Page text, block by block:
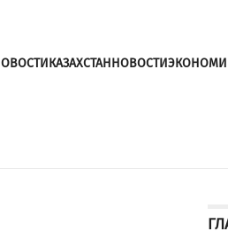
КАЗАХСТАННОВОСТИ